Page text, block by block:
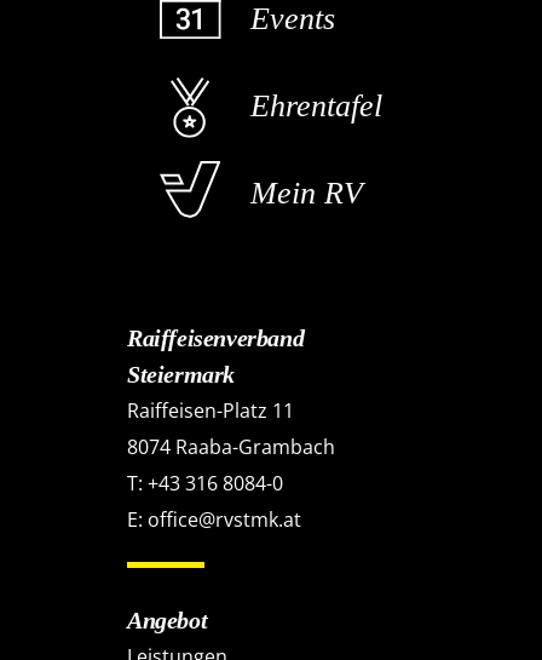
Events
Ehrentafel
Mein RV
Angebot
Raiffeisenverband
Steiermark
Raiffeisen-Platz 11
8074 Raaba-Grambach
T: +43 316 8084-0
E: office@rvstmk.at